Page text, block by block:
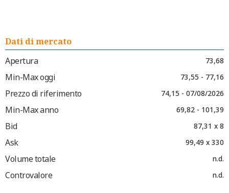
Dati di mercato
Apertura
73,68
Min-Max oggi 73,55 - 77,16
Prezzo di riferimento 74,15 - 07/08/2026
Min-Max anno 69,82 - 101,39
Bid 87,31 x 8
Ask 99,49 x 330
Volume totale n.d.
Controvalore n.d.